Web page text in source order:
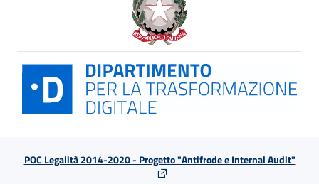
POC Legalità 2014-2020 - Progetto "Antifrode e Internal Audit"